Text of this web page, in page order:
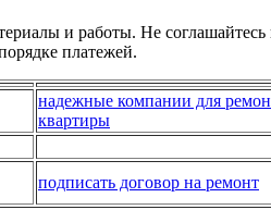
и работы. Не
платежей.
надежные компании для
квартиры
подписать договор на ремонт